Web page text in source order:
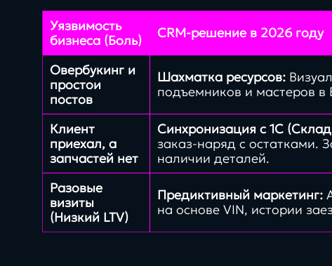
Заполнить бриф
Контакты
Уязвимость
бизнеса (Боль)
CRM-решение в 2026 году
Овербукинг и
простои
постов
Шахматка ресурсов:
подъемников и мастеров
Клиент
приехал, а
запчастей нет
Синхронизация с 1С
заказ-наряд с остатками.
наличии деталей.
Разовые
визиты
(Низкий LTV)
Предиктивный маркетинг:
на основе VIN, истории